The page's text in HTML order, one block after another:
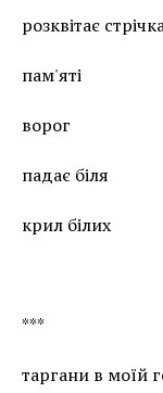
розквітає
пам'яті
ворог
падає біля
крил білих
***
таргани в моїй